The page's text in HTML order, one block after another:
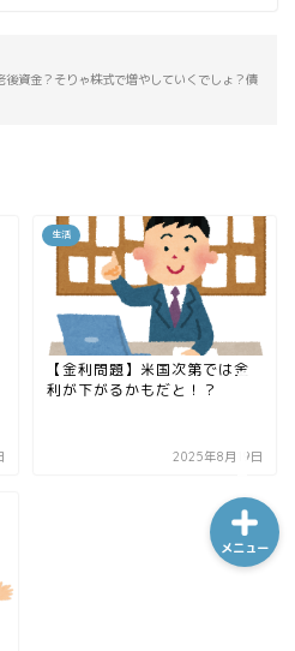
後資金？そりゃ株式で増やしていくでしょ？債
生活
【金利問題】米国次第では金
利が下がるかもだと！？
2025年8月19日
メニュー
ホーム
シーケンス制御
趣味